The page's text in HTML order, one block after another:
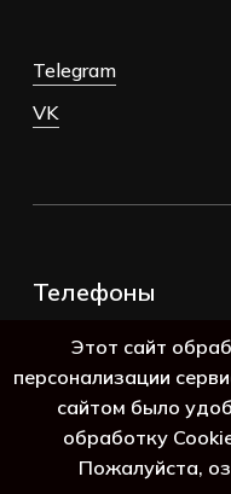
Telegram
VK
Телефоны
8 (800) 250-69-
Этот сайт
персонализации
сайтом было
обработку
Пожалуйста,